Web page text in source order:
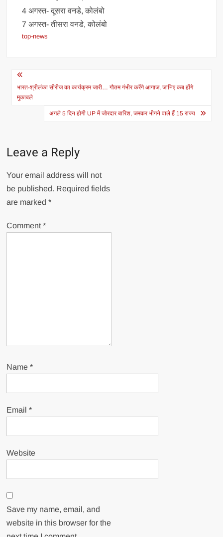
4 अगस्त- दूसरा वनडे, कोलंबो
7 अगस्त- तीसरा वनडे, कोलंबो
top-news
Post
navigation
भारत-श्रीलंका सीरीज का कार्यक्रम जारी… गौतम गंभीर करेंगे आगाज, जानिए कब होंगे
मुकाबले
अगले 5 दिन होगी UP में जोरदार बारिश, जमकर भीगने वाले हैं 15 राज्य
Leave a Reply
Your email address will not
be published. Required fields
are marked*
Comment*
Name*
Email*
Website
Save my name, email, and
website in this browser for the